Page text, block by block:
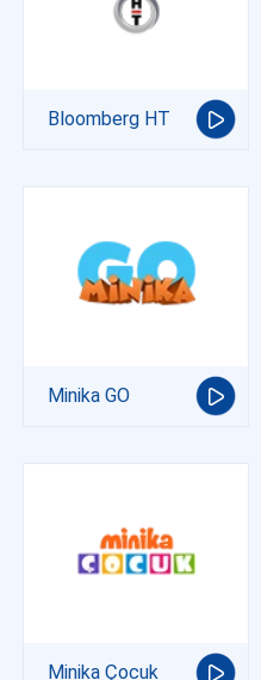
Bloomberg HT
Minika GO
Minika Çocuk